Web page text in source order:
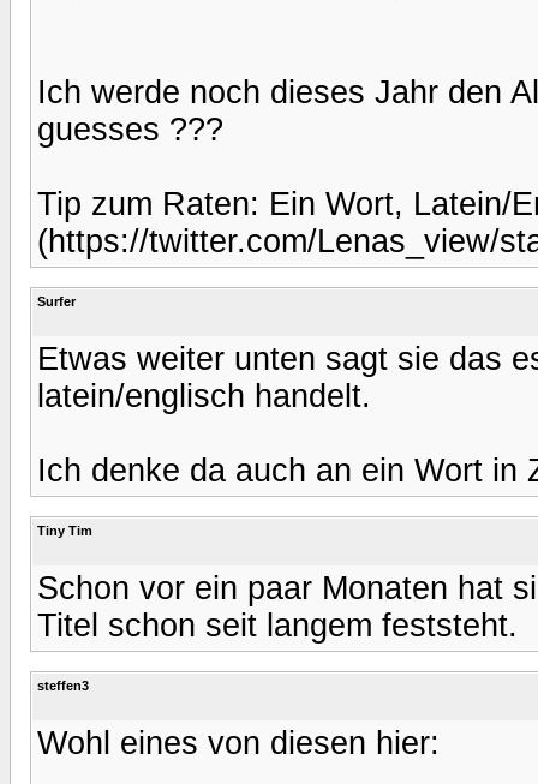
Ich werde noch dieses Jahr den
guesses ???
Tip zum Raten: Ein Wort, Latein/
(https://twitter.com/Lenas_view/
Surfer
Etwas weiter unten sagt sie das
latein/englisch handelt.
Ich denke da auch an ein Wort in
Tiny Tim
Schon vor ein paar Monaten hat
Titel schon seit langem feststeht.
steffen3
Wohl eines von diesen hier: